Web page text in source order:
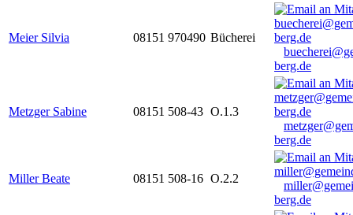
Meier Silvia 08151 970490 Bücherei
berg.de
Metzger Sabine 08151 508-43 O.1.3
berg.de
Miller Beate 08151 508-16 O.2.2
berg.de